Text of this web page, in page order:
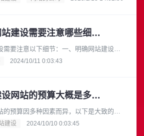
公司集团企业网站建设需要注意哪些细节？
需要注意以下细节：一、明确网站建设目
司集团企业应明确网站的建设目标。例
2024/10/11 0:03:43
公司集团企业建设网站的预算大概是多少？
的预算因多种因素而异，以下是大致的预
算范围：如果选择模板建站，费用可能在
建设 2024/10/10 0:03:45